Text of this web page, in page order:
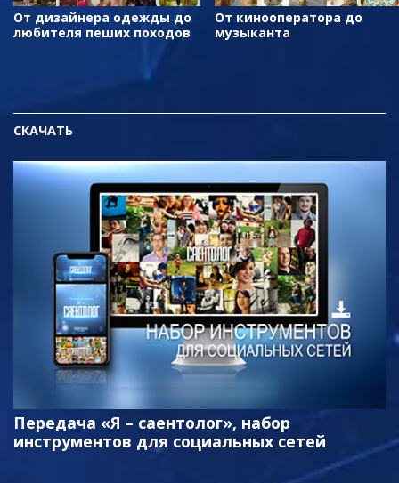
От дизайнера одежды до
любителя пеших походов
От кинооператора до
музыканта
СКАЧАТЬ
Передача «Я – саентолог», набор
инструментов для социальных сетей